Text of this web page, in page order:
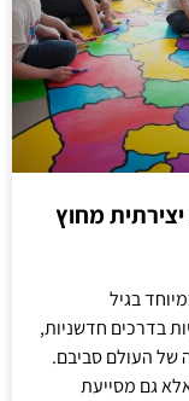
יצירתית מחוץ
בגיל
בדרכים חדשניות,
של העולם סביבם.
גם מסייעת